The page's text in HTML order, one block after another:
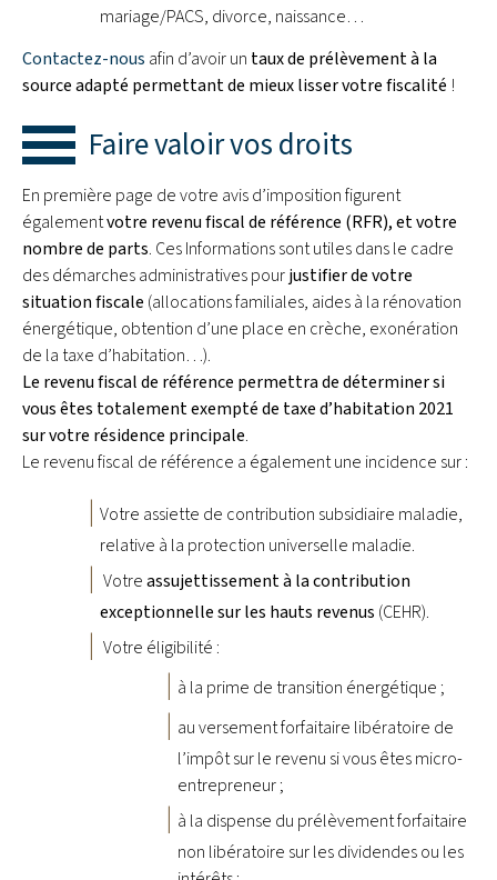
mariage/PACS, divorce, naissance…
Contactez-nous afin d’avoir un taux de prélèvement à la
source adapté permettant de mieux lisser votre fiscalité !
Faire valoir vos droits
En première page de votre avis d’imposition figurent
égalementvotre revenu fiscal de référence (RFR), et votre
nombre de parts. Ces Informations sont utiles dans le cadre
des démarches administratives pourjustifier de votre
situation fiscale (allocations familiales, aides à la rénovation
énergétique, obtention d’une place en crèche, exonération
de la taxe d’habitation…).
Le revenu fiscal de référence permettra de déterminer si
vous êtes totalement exempté de taxe d’habitation 2021
sur votre résidence principale.
Le revenu fiscal de référence a également une incidence sur :
Votre assiette de contribution subsidiaire maladie,
relative à la protection universelle maladie.
Votreassujettissement à la contribution
exceptionnelle sur les hauts revenus (CEHR).
Votre éligibilité :
à la prime de transition énergétique ;
au versement forfaitaire libératoire de
l’impôt sur le revenu si vous êtes micro-
entrepreneur ;
à la dispense du prélèvement forfaitaire
non libératoire sur les dividendes ou les